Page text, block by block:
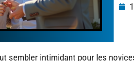
sembler intimidant pour les